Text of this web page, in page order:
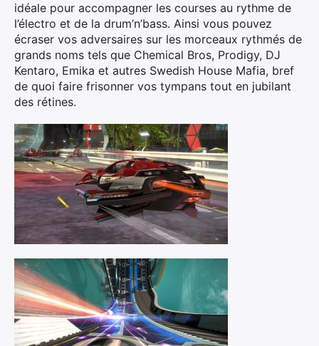
idéale pour accompagner les courses au rythme de
l’électro et de la drum’n’bass. Ainsi vous pouvez
écraser vos adversaires sur les morceaux rythmés de
grands noms tels que Chemical Bros, Prodigy, DJ
Kentaro, Emika et autres Swedish House Mafia, bref
de quoi faire frisonner vos tympans tout en jubilant
des rétines.